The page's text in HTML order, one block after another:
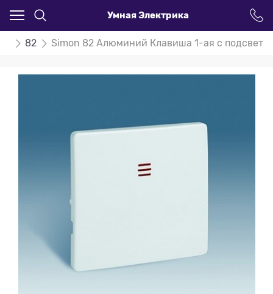
Умная Электрика
82 Simon 82 Алюминий Клавиша 1-ая с